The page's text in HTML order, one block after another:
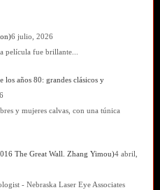
6 julio, 2026
película fue brillante...
los años 80: grandes clásicos y
y mujeres calvas, con una túnica
The Great Wall. Zhang Yimou)4 abril,
- Nebraska Laser Eye Associates